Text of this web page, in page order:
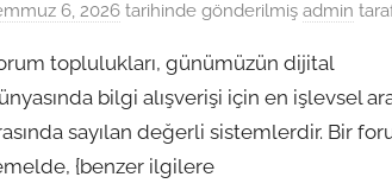
6, 2026 tarihinde gönderilmiş admin
toplulukları, günümüzün dijital
bilgi alışverişi için en işlevsel
sayılan değerli sistemlerdir. Bir
{benzer ilgilere